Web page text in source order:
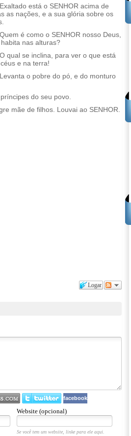
Exaltado está o SENHOR acima de
as nações, e a sua glória sobre os
Quem é como o SENHOR nosso Deus,
nas alturas?
O qual se inclina, para ver o que está
e na terra!
Levanta o pobre do pó, e do monturo
do seu povo.
mãe de filhos. Louvai ao SENHOR.
Logar
facebook
Website (opcional)
Se você tem um website, linke para ele aqui.